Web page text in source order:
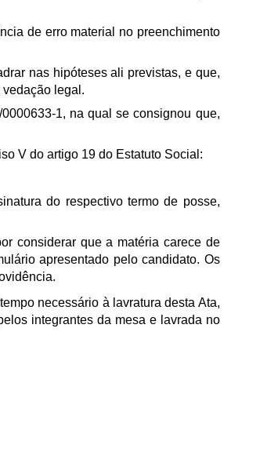
de erro material no preenchimento
nas hipóteses ali previstas, e que,
legal.
1, na qual se consignou que,
V do artigo 19 do Estatuto Social:
do respectivo termo de posse,
considerar que a matéria carece de
apresentado pelo candidato. Os
necessário à lavratura desta Ata,
integrantes da mesa e lavrada no